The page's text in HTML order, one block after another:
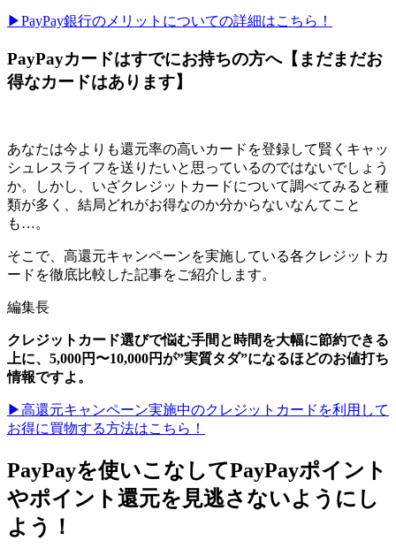
▶PayPay銀行のメリットについての詳細はこちら！
PayPayカードはすでにお持ちの方へ【まだまだお
得なカードはあります】
あなたは今よりも還元率の高いカードを登録して賢くキャッ
シュレスライフを送りたいと思っているのではないでしょう
か。しかし、いざクレジットカードについて調べてみると種
類が多く、結局どれがお得なのか分からないなんてこと
も…。
そこで、高還元キャンペーンを実施している各クレジットカ
ードを徹底比較した記事をご紹介します。
編集長
クレジットカード選びで悩む手間と時間を大幅に節約できる
上に、5,000円〜10,000円が”実質タダ”になるほどのお値打ち
情報ですよ。
▶高還元キャンペーン実施中のクレジットカードを利用して
お得に買物する方法はこちら！
PayPayを使いこなしてPayPayポイント
やポイント還元を見逃さないようにし
よう！